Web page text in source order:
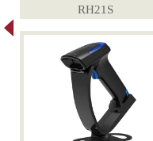
RH21S